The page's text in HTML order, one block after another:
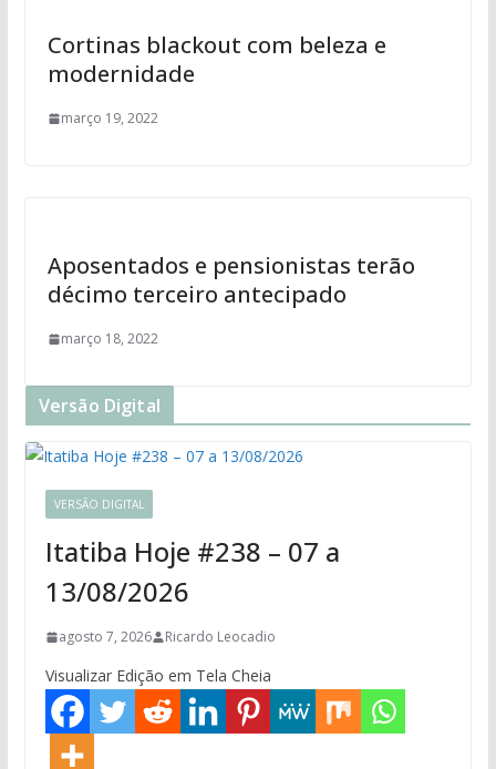
Cortinas blackout com beleza e
modernidade
março 19, 2022
Aposentados e pensionistas terão
décimo terceiro antecipado
março 18, 2022
Versão Digital
VERSÃO DIGITAL
Itatiba Hoje #238 – 07 a
13/08/2026
agosto 7, 2026 Ricardo Leocadio
Visualizar Edição em Tela Cheia